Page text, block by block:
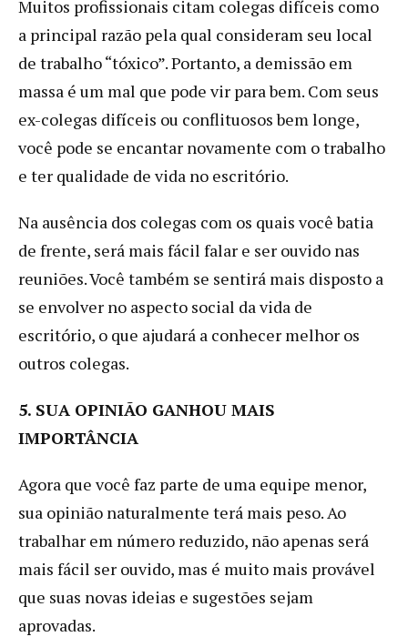
Muitos profissionais citam colegas difíceis como
a principal razão pela qual consideram seu local
de trabalho “tóxico”. Portanto, a demissão em
massa é um mal que pode vir para bem. Com seus
ex-colegas difíceis ou conflituosos bem longe,
você pode se encantar novamente com o trabalho
e ter qualidade de vida no escritório.
Na ausência dos colegas com os quais você batia
de frente, será mais fácil falar e ser ouvido nas
reuniões. Você também se sentirá mais disposto a
se envolver no aspecto social da vida de
escritório, o que ajudará a conhecer melhor os
outros colegas.
5. SUA OPINIÃO GANHOU MAIS
IMPORTÂNCIA
Agora que você faz parte de uma equipe menor,
sua opinião naturalmente terá mais peso. Ao
trabalhar em número reduzido, não apenas será
mais fácil ser ouvido, mas é muito mais provável
que suas novas ideias e sugestões sejam
aprovadas.